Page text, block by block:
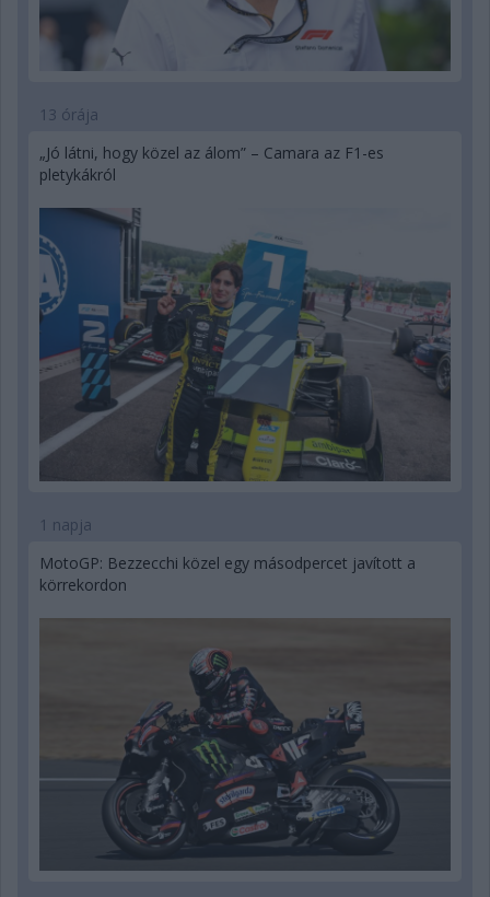
13 órája
„Jó látni, hogy közel az álom” – Camara az F1-es
pletykákról
1 napja
MotoGP: Bezzecchi közel egy másodpercet javított a
körrekordon